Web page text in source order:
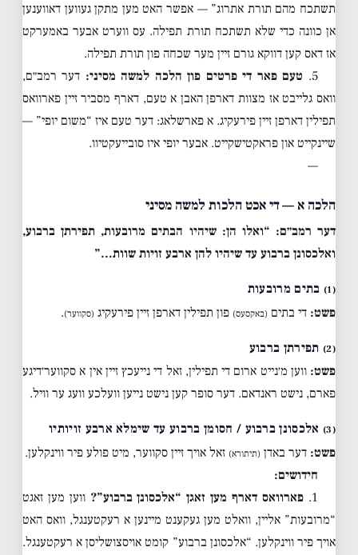
תשתכח מהם תורת אתרוג” — אפשר האט מען מתקן געווען דאווענען
אן כוונה כדי שלא תשתכח תורת תפילה. עס ווערט אבער באמערקט
אז דאס קען דווקא גורם זיין מער שכחה פון תורת תפילה.
5. טעם פאר די פרטים פון הלכה למשה מסיני: דער רמב״ם,
וואס גלייבט אז מצוות דארפן האבן א טעם, דארף מסביר זיין פארוואס
תפילין דארפן זיין פירעקיג. א פארשלאג: דער טעם איז “משום יופי” —
שיינקייט און פראקטישקייט. אבער יופי איז סובייעקטיוו.
—
הלכה א — די אכט הלכות למשה מסיני
דער רמב״ם: “ואלו הן: שיהיו הבתים מרובעות, תפירתן ברבוע,
ואלכסונן ברבוע עד שיהיו להן ארבע זויות שוות…”
(1)
בתים מרובעות
פשט: די בתים (באקסעס) פון תפילין דארפן זיין פירעקיג (סקווער).
(2)
תפירתן ברבוע
פשט: ווען מ׳נייט ארום די תפילין, זאל די נייעכץ זיין אין א סקווער׳דיגע
פארם, נישט ראנדאם. דער סופר קען נישט נייען וועלכע וועג ער וויל.
(3)
אלכסונן ברבוע / חסומן ברבוע עד שימלא ארבע זויותיו
פשט: דער באדן (תיתורא) זאל אויך זיין סקווער, מיט פולע פיר ווינקלען.
חידושים:
1. פארוואס דארף מען זאגן “אלכסונן ברבוע”? ווען מען זאגט
“מרובעות” אליין, וואלט מען געקענט מיינען א רעקטענגל, וואס האט
אויך פיר ווינקלען. “אלכסונן ברבוע” קומט אויסצושליסן א רעקטענגל.